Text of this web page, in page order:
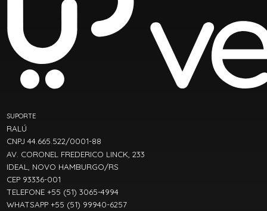
SUPORTE
RALÚ
CNPJ 44.665.522/0001-88
AV. CORONEL FREDERICO LINCK, 233
IDEAL, NOVO HAMBURGO/RS
CEP 93336-001
TELEFONE +55 (51) 3065-4994
WHATSAPP +55 (51) 99940-6257